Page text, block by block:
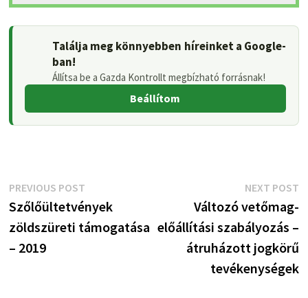
Találja meg könnyebben híreinket a Google-
ban!
Állítsa be a Gazda Kontrollt megbízható forrásnak!
Beállítom
Bejegyzés
navigáció
PREVIOUS POSTPrevious
post:
Szőlőültetvények
zöldszüreti támogatása
– 2019
NEXT POST
Változó vetőmag-
előállítási szabályozás –
átruházott jogkörű
tevékenységek